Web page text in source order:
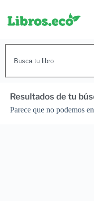
Resultados de tu
Parece que no podemos